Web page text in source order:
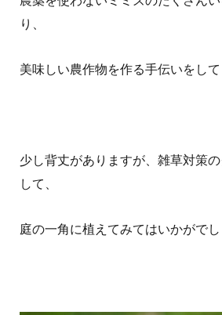
り、
美味しい農作物を作る手伝いをして
少し背丈がありますが、雑草対策
して、
庭の一角に植えてみてはいかがでし